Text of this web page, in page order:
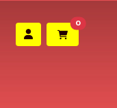
0